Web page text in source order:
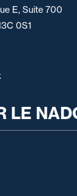
E, Suite 700
0S1
LE